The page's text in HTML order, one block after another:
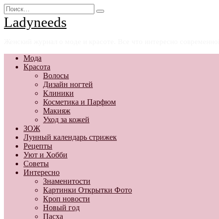
Перейти
к
содержанию
Search
for:
Ladyneeds
Мода
Красота
Волосы
Дизайн ногтей
Клиники
Косметика и Парфюм
Макияж
Уход за кожей
ЗОЖ
Лунный календарь стрижек
Рецепты
Уют и Хобби
Советы
Интересно
Знаменитости
Картинки Открытки Фото
Кроп новости
Новый год
Пасха